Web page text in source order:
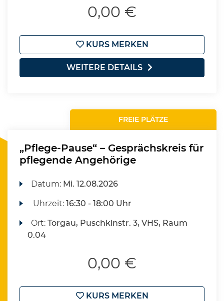
0,00 €
KURS MERKEN
WEITERE DETAILS
FREIE PLÄTZE
„Pflege-Pause“ – Gesprächskreis für
pflegende Angehörige
Datum: Mi. 12.08.2026
Uhrzeit:16:30 - 18:00 Uhr
Ort:Torgau, Puschkinstr. 3, VHS, Raum
0.04
0,00 €
KURS MERKEN